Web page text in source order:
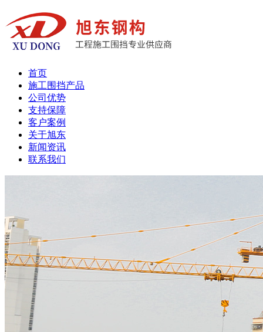
首页
施工围挡产品
公司优势
支持保障
客户案例
关于旭东
新闻资讯
联系我们